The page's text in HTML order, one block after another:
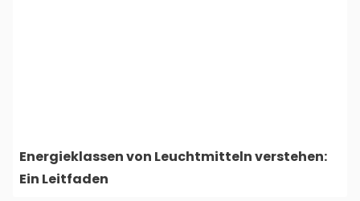
Energieklassen von Leuchtmitteln verstehen:
Ein Leitfaden